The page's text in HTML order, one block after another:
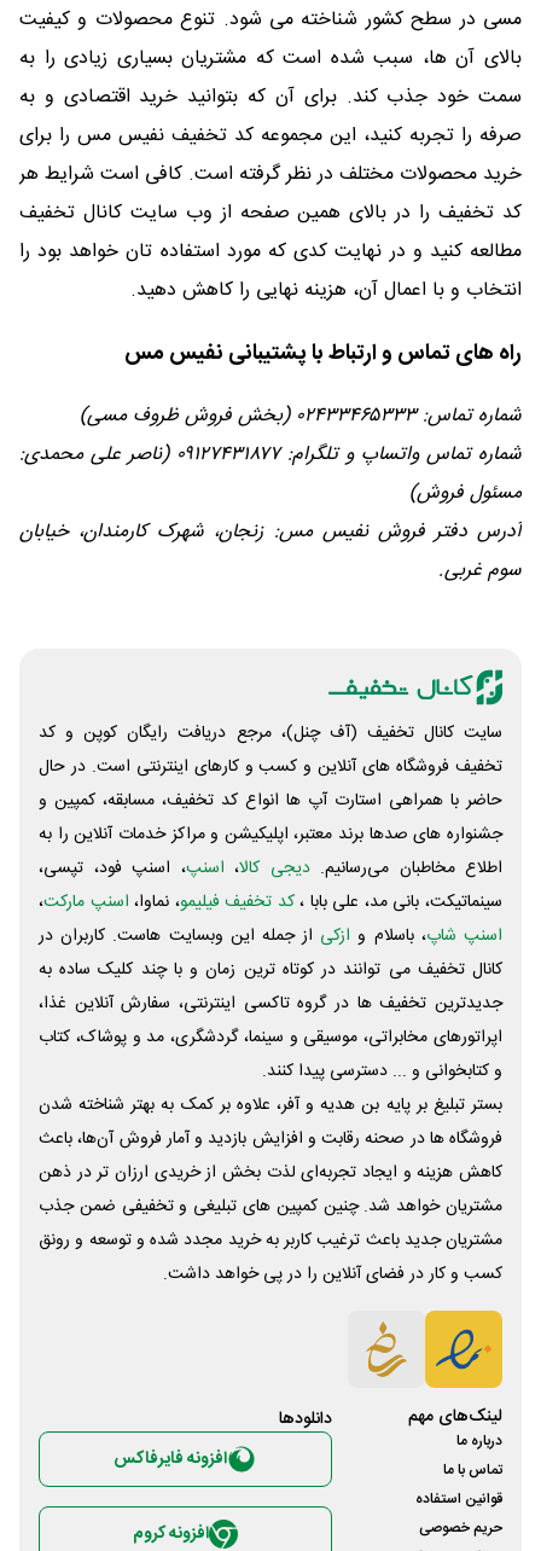
مسی در سطح کشور شناخته می شود. تنوع محصولات و کیفیت
بالای آن ها، سبب شده است که مشتریان بسیاری زیادی را به
سمت خود جذب کند. برای آن که بتوانید خرید اقتصادی و به
صرفه را تجربه کنید، این مجموعه کد تخفیف نفیس مس را برای
خرید محصولات مختلف در نظر گرفته است. کافی است شرایط هر
کد تخفیف را در بالای همین صفحه از وب سایت کانال تخفیف
مطالعه کنید و در نهایت کدی که مورد استفاده تان خواهد بود را
انتخاب و با اعمال آن، هزینه نهایی را کاهش دهید.
راه های تماس و ارتباط با پشتیبانی نفیس مس
شماره تماس: ۰۲۴۳۳۴۶۵۳۳۳ (بخش فروش ظروف مسی)
شماره تماس واتساپ و تلگرام: ۰۹۱۲۷۴۳۱۸۷۷ (ناصر علی محمدی:
مسئول فروش)
آدرس دفتر فروش نفیس مس: زنجان، شهرک کارمندان، خیابان
سوم غربی.
سایت کانال تخفیف (آف چنل)، مرجع دریافت رایگان کوپن و کد
تخفیف فروشگاه های آنلاین و کسب و‌ کارهای اینترنتی است. در حال
حاضر با همراهی استارت آپ ها انواع کد تخفیف، مسابقه، کمپین و
جشنواره های صدها برند معتبر، اپلیکیشن و مراکز خدمات آنلاین را به
اطلاع مخاطبان می‌رسانیم. دیجی کالا، اسنپ، اسنپ فود، تپسی،
سینماتیکت، بانی مد، علی‌ بابا ،کد تخفیف فیلیمو، نماوا، اسنپ مارکت،
اسنپ شاپ، باسلام و ازکی از جمله این وبسایت ‌هاست. کاربران در
کانال تخفیف می توانند در کوتاه ترین زمان و با چند کلیک ساده به
جدیدترین تخفیف ها در گروه تاکسی اینترنتی، سفارش آنلاین غذا،
اپراتورهای مخابراتی، موسیقی و سینما، گردشگری، مد و پوشاک، کتاب
و کتابخوانی و ... دسترسی پیدا کنند.
بستر تبلیغ بر پایه بن هدیه و آفر، علاوه بر کمک به بهتر شناخته شدن
فروشگاه ها در صحنه رقابت و افزایش بازدید و آمار فروش آن‌ها، باعث
کاهش هزینه و ایجاد تجربه‌ای لذت بخش از خریدی ارزان تر در ذهن
مشتریان خواهد شد. چنین کمپین های تبلیغی و تخفیفی ضمن جذب
مشتریان جدید باعث ترغیب کاربر به خرید مجدد شده و توسعه و رونق
کسب و کار در فضای آنلاین را در پی خواهد داشت.
لینک‌های مهم
درباره ما
تماس با ما
قوانین استفاده
حریم خصوصی
دانلود‌ها
افزونه فایرفاکس
افزونه کروم